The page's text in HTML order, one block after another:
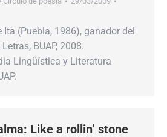
Ita (Puebla, 1986), ganador del
BUAP, 2008.
Lingüística y Literatura
Like a rollin’ stone